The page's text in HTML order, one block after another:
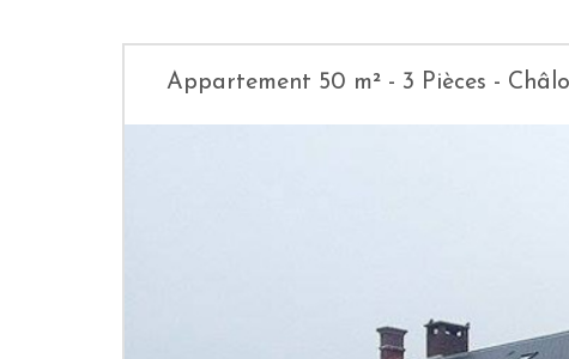
Appartement 50 m² - 3 Pièces -